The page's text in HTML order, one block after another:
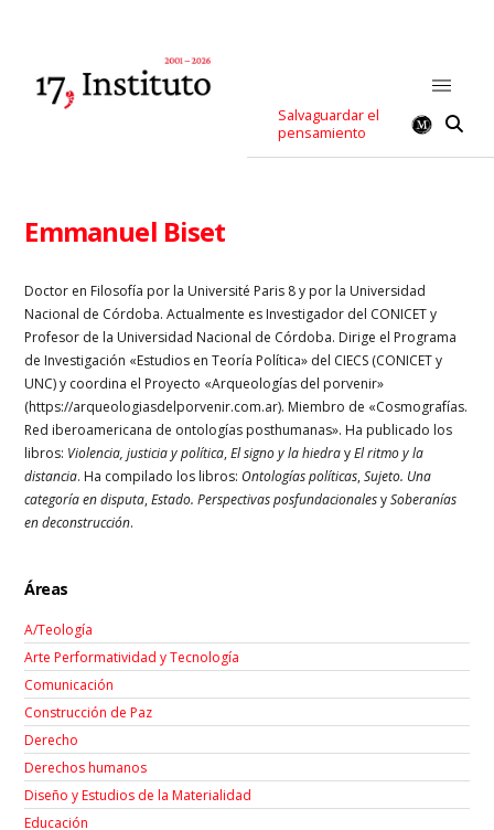
Salvaguardar el
pensamiento
Emmanuel Biset
Doctor en Filosofía por la Université Paris 8 y por la Universidad
Nacional de Córdoba. Actualmente es Investigador del CONICET y
Profesor de la Universidad Nacional de Córdoba. Dirige el Programa
de Investigación «Estudios en Teoría Política» del CIECS (CONICET y
UNC) y coordina el Proyecto «Arqueologías del porvenir»
(https://arqueologiasdelporvenir.com.ar). Miembro de «Cosmografías.
Red iberoamericana de ontologías posthumanas». Ha publicado los
libros: Violencia, justicia y política,El signo y la hiedrayEl ritmo y la
distancia. Ha compilado los libros:Ontologías políticas,Sujeto. Una
categoría en disputa,Estado. Perspectivas posfundacionalesySoberanías
en deconstrucción.
Áreas
A/Teología
Arte Performatividad y Tecnología
Comunicación
Construcción de Paz
Derecho
Derechos humanos
Diseño y Estudios de la Materialidad
Educación